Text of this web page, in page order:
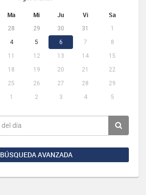
Ma Mi Ju Vi Sa
28 29 30 31
1
4 5 6 7
8
11 12 13 14
15
18 19 20 21
22
25 26 27 28
29
1 2 3 4 5
BÚSQUEDA AVANZADA